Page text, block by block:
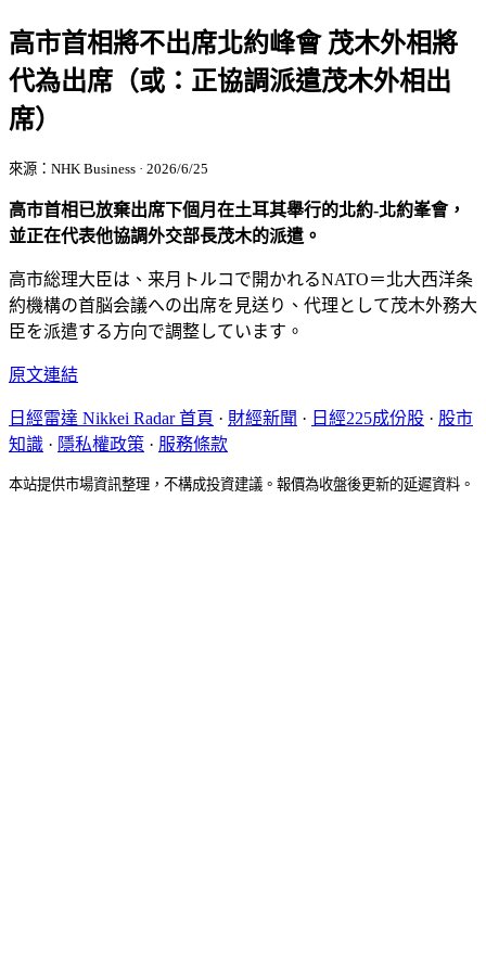
高市首相將不出席北約峰會 茂木外相將
代為出席（或：正協調派遣茂木外相出
席）
來源：NHK Business · 2026/6/25
高市首相已放棄出席下個月在土耳其舉行的北約-北約峯會，
並正在代表他協調外交部長茂木的派遣。
高市総理大臣は、来月トルコで開かれるNATO＝北大西洋条
約機構の首脳会議への出席を見送り、代理として茂木外務大
臣を派遣する方向で調整しています。
原文連結
日經雷達 Nikkei Radar 首頁 · 財經新聞 · 日經225成份股 · 股市
知識 · 隱私權政策 · 服務條款
本站提供市場資訊整理，不構成投資建議。報價為收盤後更新的延遲資料。